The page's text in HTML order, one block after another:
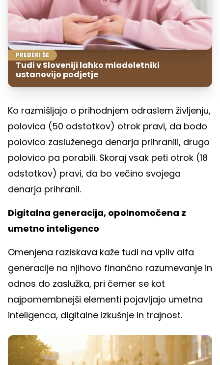
PREBERI ŠE
Tudi v Sloveniji lahko mladoletniki
ustanovijo podjetje
Ko razmišljajo o prihodnjem odraslem življenju,
polovica (50 odstotkov) otrok pravi, da bodo
polovico zasluženega denarja prihranili, drugo
polovico pa porabili. Skoraj vsak peti otrok (18
odstotkov) pravi, da bo večino svojega
denarja prihranil.
Digitalna generacija, opolnomočena z
umetno inteligenco
Omenjena raziskava kaže tudi na vpliv alfa
generacije na njihovo finančno razumevanje in
odnos do zaslužka, pri čemer se kot
najpomembnejši elementi pojavljajo umetna
inteligenca, digitalne izkušnje in trajnost.